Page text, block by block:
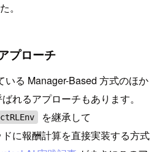
。
プローチ
いる Manager-Based 方式のほか
れるアプローチもあります。
を継承して
ドに報酬計算を直接実装する方式